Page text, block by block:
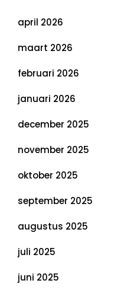
april 2026
maart 2026
februari 2026
januari 2026
december 2025
november 2025
oktober 2025
september 2025
augustus 2025
juli 2025
juni 2025